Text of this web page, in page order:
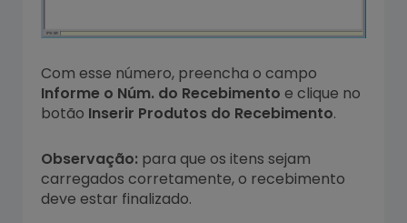
Com esse número, preencha o campo
Informe o Núm. do Recebimento e clique no
botão Inserir Produtos do Recebimento.
Observação: para que os itens sejam
carregados corretamente, o recebimento
deve estar finalizado.